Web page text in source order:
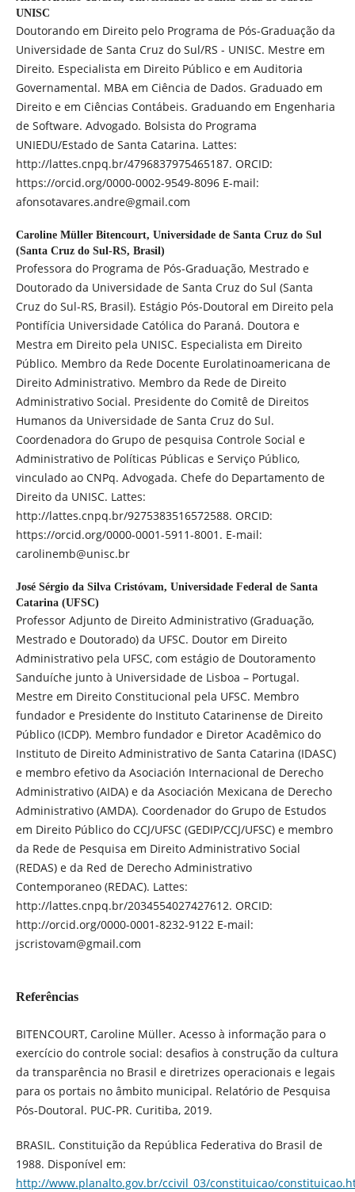
UNISC
Doutorando em Direito pelo Programa de Pós-Graduação da
Universidade de Santa Cruz do Sul/RS - UNISC. Mestre em
Direito. Especialista em Direito Público e em Auditoria
Governamental. MBA em Ciência de Dados. Graduado em
Direito e em Ciências Contábeis. Graduando em Engenharia
de Software. Advogado. Bolsista do Programa
UNIEDU/Estado de Santa Catarina. Lattes:
http://lattes.cnpq.br/4796837975465187. ORCID:
https://orcid.org/0000-0002-9549-8096 E-mail:
afonsotavares.andre@gmail.com
Caroline Müller Bitencourt, Universidade de Santa Cruz do Sul
(Santa Cruz do Sul-RS, Brasil)
Professora do Programa de Pós-Graduação, Mestrado e
Doutorado da Universidade de Santa Cruz do Sul (Santa
Cruz do Sul-RS, Brasil). Estágio Pós-Doutoral em Direito pela
Pontifícia Universidade Católica do Paraná. Doutora e
Mestra em Direito pela UNISC. Especialista em Direito
Público. Membro da Rede Docente Eurolatinoamericana de
Direito Administrativo. Membro da Rede de Direito
Administrativo Social. Presidente do Comitê de Direitos
Humanos da Universidade de Santa Cruz do Sul.
Coordenadora do Grupo de pesquisa Controle Social e
Administrativo de Políticas Públicas e Serviço Público,
vinculado ao CNPq. Advogada. Chefe do Departamento de
Direito da UNISC. Lattes:
http://lattes.cnpq.br/9275383516572588. ORCID:
https://orcid.org/0000-0001-5911-8001. E-mail:
carolinemb@unisc.br
José Sérgio da Silva Cristóvam, Universidade Federal de Santa
Catarina (UFSC)
Professor Adjunto de Direito Administrativo (Graduação,
Mestrado e Doutorado) da UFSC. Doutor em Direito
Administrativo pela UFSC, com estágio de Doutoramento
Sanduíche junto à Universidade de Lisboa – Portugal.
Mestre em Direito Constitucional pela UFSC. Membro
fundador e Presidente do Instituto Catarinense de Direito
Público (ICDP). Membro fundador e Diretor Acadêmico do
Instituto de Direito Administrativo de Santa Catarina (IDASC)
e membro efetivo da Asociación Internacional de Derecho
Administrativo (AIDA) e da Asociación Mexicana de Derecho
Administrativo (AMDA). Coordenador do Grupo de Estudos
em Direito Público do CCJ/UFSC (GEDIP/CCJ/UFSC) e membro
da Rede de Pesquisa em Direito Administrativo Social
(REDAS) e da Red de Derecho Administrativo
Contemporaneo (REDAC). Lattes:
http://lattes.cnpq.br/2034554027427612. ORCID:
http://orcid.org/0000-0001-8232-9122 E-mail:
jscristovam@gmail.com
Referências
BITENCOURT, Caroline Müller. Acesso à informação para o
exercício do controle social: desafios à construção da cultura
da transparência no Brasil e diretrizes operacionais e legais
para os portais no âmbito municipal. Relatório de Pesquisa
Pós-Doutoral. PUC-PR. Curitiba, 2019.
BRASIL. Constituição da República Federativa do Brasil de
1988. Disponível em:
http://www.planalto.gov.br/ccivil_03/constituicao/